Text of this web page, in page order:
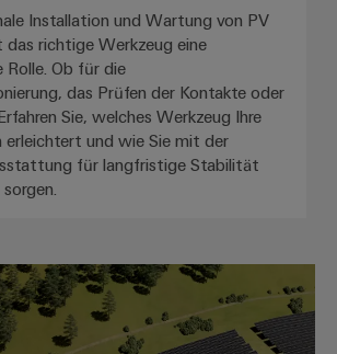
Installation und Wartung von PV
das richtige Werkzeug eine
Rolle. Ob für die
das Prüfen der Kontakte oder
Sie, welches Werkzeug Ihre
erleichtert und wie Sie mit der
für langfristige Stabilität
*Photovoltaik*